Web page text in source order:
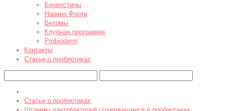
Биовестины
Наринэ Форте
Ветомы
Клубная программа
Probioderm
Контакты
Статьи о пробиотиках
Статьи о пробиотиках